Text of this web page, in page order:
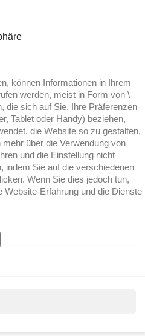
können Informationen in Ihrem
werden, meist in Form von \
die sich auf Sie, Ihre Präferenzen
Tablet oder Handy) beziehen,
die Website so zu gestalten,
über die Verwendung von
und die Einstellung nicht
indem Sie auf die verschiedenen
Wenn Sie dies jedoch tun,
Website-Erfahrung und die Dienste